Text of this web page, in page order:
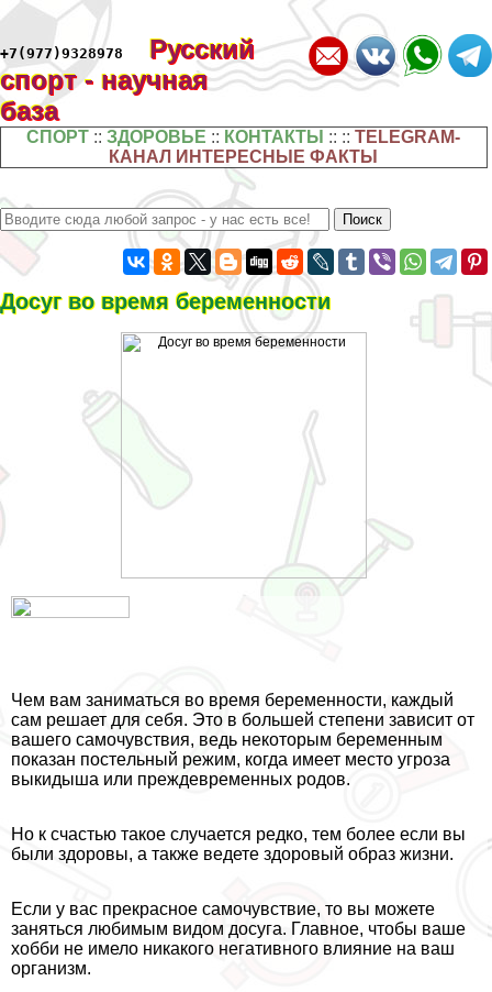
+7(977)9328978
Русский
спорт - научная
база
СПОРТ ::ЗДОРОВЬЕ :: КОНТАКТЫ :: ::TELEGRAM-
КАНАЛ ИНТЕРЕСНЫЕ ФАКТЫ
Досуг во время беременности
Чем вам заниматься во время беременности, каждый
сам решает для себя. Это в большей степени зависит от
вашего самочувствия, ведь некоторым беременным
показан пocтeльный режим, когда имеет место угроза
выкидыша или преждевременных родов.
Но к счастью такое случается редко, тем более если вы
были здоровы, а также ведете здоровый образ жизни.
Если у вас прекрасное самочувствие, то вы можете
заняться любимым видом досуга. Главное, чтобы ваше
хобби не имело никакого негативного влияние на ваш
организм.